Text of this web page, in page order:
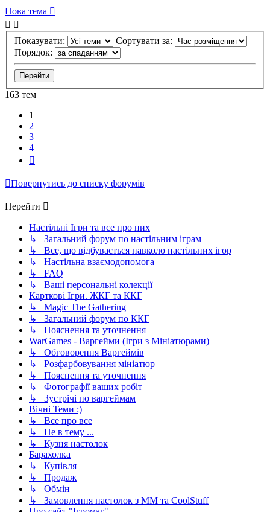
Нова тема
Показувати:
Сортувати за:
Порядок:
163 тем
1
2
3
4
Повернутись до списку форумів
Перейти
Настільні Ігри та все про них
↳ Загальний форум по настільним іграм
↳ Все, що відбувається навколо настільних ігор
↳ Настільна взаємодопомога
↳ FAQ
↳ Ваші персональні колекції
Карткові Ігри. ЖКГ та ККГ
↳ Magic The Gathering
↳ Загальний форум по ККГ
↳ Пояснення та уточнення
WarGames - Варгейми (Ігри з Мініатюрами)
↳ Обговорення Варгеймів
↳ Розфарбовування мініатюр
↳ Пояснення та уточнення
↳ Фотографії ваших робіт
↳ Зустрічі по варгеймам
Вічні Теми :)
↳ Все про все
↳ Не в тему ...
↳ Кузня настолок
Барахолка
↳ Купівля
↳ Продаж
↳ Обмін
↳ Замовлення настолок з ММ та CoolStuff